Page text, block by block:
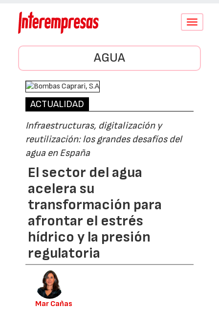
Conmutar
AGUA
ACTUALIDAD
Infraestructuras, digitalización y
reutilización: los grandes desafíos del
agua en España
El sector del agua
acelera su
transformación para
afrontar el estrés
hídrico y la presión
regulatoria
Mar Cañas